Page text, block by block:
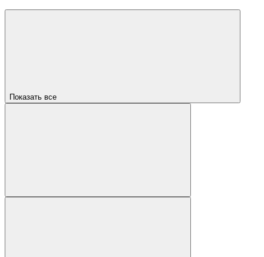
Показать все